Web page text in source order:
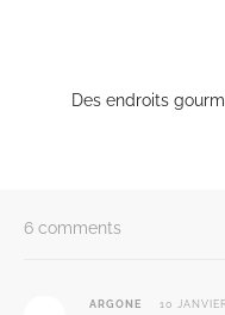
Des endroits
6 comments
ARGONE 10